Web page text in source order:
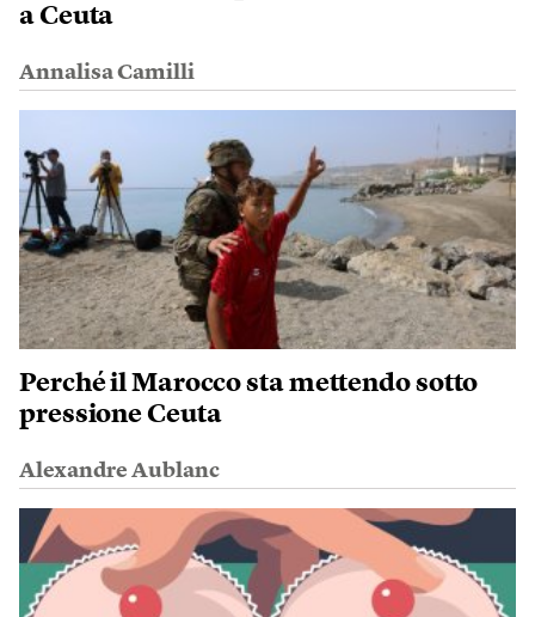
a Ceuta
Annalisa Camilli
Perché il Marocco sta mettendo sotto
pressione Ceuta
Alexandre Aublanc